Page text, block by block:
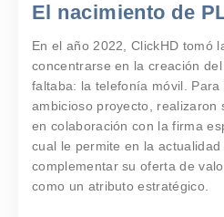
El nacimiento de
En el año 2022, ClickHD tomó
concentrarse en la creación
faltaba: la telefonía móvil. Para
ambicioso proyecto, realizaron
en colaboración con la firma
cual le permite en la actualidad
complementar su oferta de
como un atributo estratégico.